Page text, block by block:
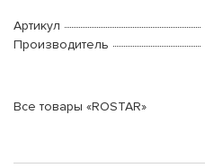
Артикул
Производитель
Все товары «ROSTAR»